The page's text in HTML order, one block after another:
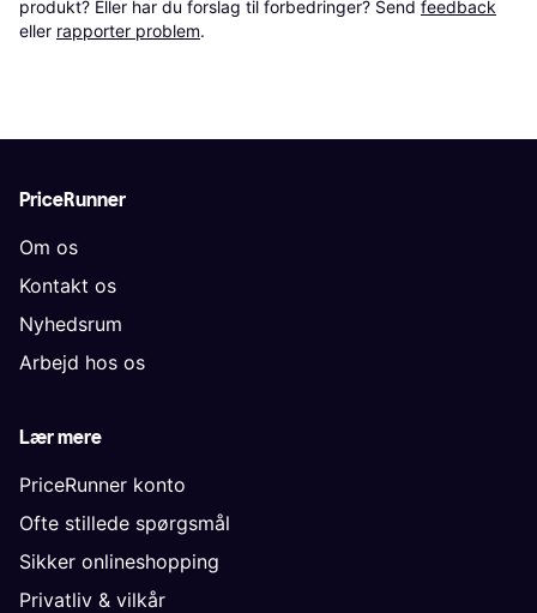
produkt? Eller har du forslag til forbedringer? Send feedback
eller rapporter problem.
PriceRunner
Om os
Kontakt os
Nyhedsrum
Arbejd hos os
Lær mere
PriceRunner konto
Ofte stillede spørgsmål
Sikker onlineshopping
Privatliv & vilkår